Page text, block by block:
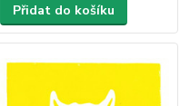
Přidat do košíku